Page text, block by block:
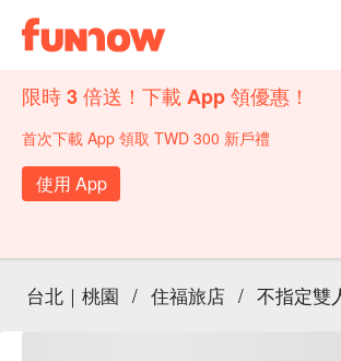
限時 3 倍送！下載 App 領優惠！
首次下載 App 領取 TWD 300 新戶禮
使用 App
台北｜桃園 / 住福旅店 / 不指定雙